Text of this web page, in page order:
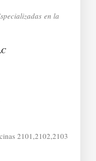
en la
2101,2102,2103